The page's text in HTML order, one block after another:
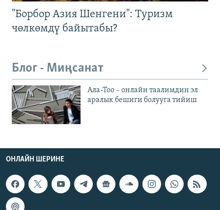
"Борбор Азия Шенгени": Туризм
чөлкөмдү байытабы?
Блог - Миңсанат
Ала-Тоо – онлайн таалимдин эл
аралык бешиги болууга тийиш
ОНЛАЙН ШЕРИНЕ